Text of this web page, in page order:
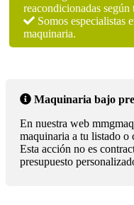
reacondicionadas según
Somos especialistas
maquinaria.
Maquinaria bajo
En nuestra web
maquinaria a tu listado o
Esta acción no es
presupuesto